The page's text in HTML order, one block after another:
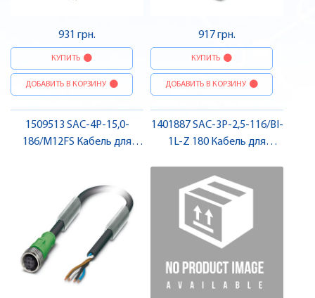
931 грн.
КУПИТЬ
ДОБАВИТЬ В КОРЗИНУ
917 грн.
КУПИТЬ
ДОБАВИТЬ В КОРЗИНУ
1509513 SAC-4P-15,0-
186/M12FS Кабель для
Contact
1401887 SAC-3P-2,5-116/BI-
1L-Z 180 Кабель для
елемента, для
електромагнітного
клапану , Pheonix Contact